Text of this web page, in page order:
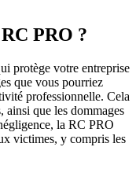
RC PRO ?
protège votre entreprise
que vous pourriez
professionnelle. Cela
ainsi que les dommages
la RC PRO
victimes, y compris les